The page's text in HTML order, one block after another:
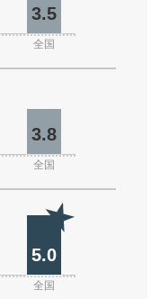
3.5
全国
3.8
全国
5.0
全国